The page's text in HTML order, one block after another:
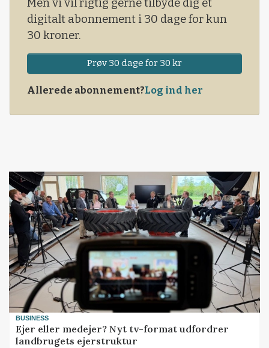
Men vi vil rigtig gerne tilbyde dig et
digitalt abonnement i 30 dage for kun
30 kroner.
Prøv 30 dage for 30 kr
Allerede abonnement?Log ind her
BUSINESS
Ejer eller medejer? Nyt tv-format udfordrer
landbrugets ejerstruktur